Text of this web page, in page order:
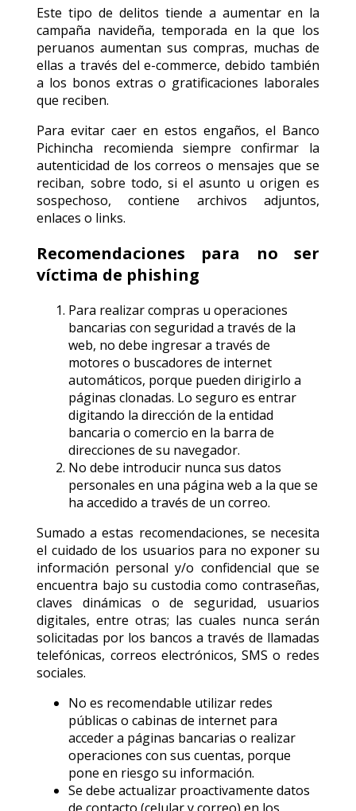
Este tipo de delitos tiende a aumentar en la
campaña navideña, temporada en la que los
peruanos aumentan sus compras, muchas de
ellas a través del e-commerce, debido también
a los bonos extras o gratificaciones laborales
que reciben.
Para evitar caer en estos engaños, el Banco
Pichincha recomienda siempre confirmar la
autenticidad de los correos o mensajes que se
reciban, sobre todo, si el asunto u origen es
sospechoso, contiene archivos adjuntos,
enlaces o links.
Recomendaciones para no ser
víctima de phishing
Para realizar compras u operaciones
bancarias con seguridad a través de la
web, no debe ingresar a través de
motores o buscadores de internet
automáticos, porque pueden dirigirlo a
páginas clonadas. Lo seguro es entrar
digitando la dirección de la entidad
bancaria o comercio en la barra de
direcciones de su navegador.
No debe introducir nunca sus datos
personales en una página web a la que se
ha accedido a través de un correo.
Sumado a estas recomendaciones, se necesita
el cuidado de los usuarios para no exponer su
información personal y/o confidencial que se
encuentra bajo su custodia como contraseñas,
claves dinámicas o de seguridad, usuarios
digitales, entre otras; las cuales nunca serán
solicitadas por los bancos a través de llamadas
telefónicas, correos electrónicos, SMS o redes
sociales.
No es recomendable utilizar redes
públicas o cabinas de internet para
acceder a páginas bancarias o realizar
operaciones con sus cuentas, porque
pone en riesgo su información.
Se debe actualizar proactivamente datos